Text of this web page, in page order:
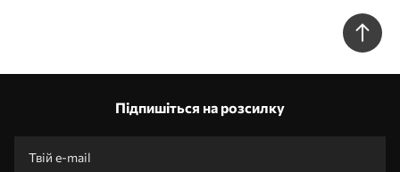
Підпишіться на розсилку